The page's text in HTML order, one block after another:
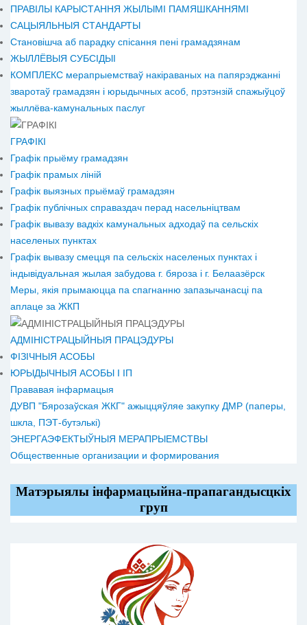
ПРАВІЛЫ КАРЫСТАННЯ ЖЫЛЫМІ ПАМЯШКАННЯМІ
САЦЫЯЛЬНЫЯ СТАНДАРТЫ
Становiшча аб парадку спісання пені грамадзянам
ЖЫЛЛЁВЫЯ СУБСІДЫІ
КОМПЛЕКС мерапрыемстваў накіраваных на папярэджанні
зваротаў грамадзян і юрыдычных асоб, прэтэнзій спажыўцоў
жыллёва-камунальных паслуг
ГРАФІКІ
Графік прыёму грамадзян
Графік прамых ліній
Графік выязных прыёмаў грамадзян
Графік публічных справаздач перад насельніцтвам
Графік вывазу вадкіх камунальных адходаў па сельскіх
населеных пунктах
Графік вывазу смецця па сельскіх населеных пунктах і
індывідуальная жылая забудова г. бяроза і г. Белаазёрск
Меры, якія прымаюцца па спагнанню запазычанасці па
аплаце за ЖКП
АДМІНІСТРАЦЫЙНЫЯ ПРАЦЭДУРЫ
ФІЗІЧНЫЯ АСОБЫ
ЮРЫДЫЧНЫЯ АСОБЫ І ІП
Прававая інфармацыя
ДУВП "Бярозаўская ЖКГ" ажыццяўляе закупку ДМР (паперы,
шкла, ПЭТ-бутэлькі)
ЭНЕРГАЭФЕКТЫЎНЫЯ МЕРАПРЫЕМСТВЫ
Общественные организации и формирования
Матэрыялы інфармацыйна-прапагандысцкіх
груп